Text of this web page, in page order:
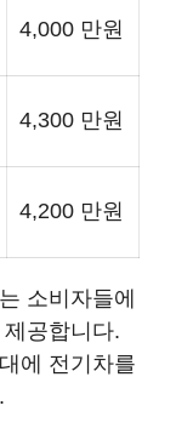
4,000 만원
4,300 만원
4,200 만원
소비자들에
공합니다.
에 전기차를